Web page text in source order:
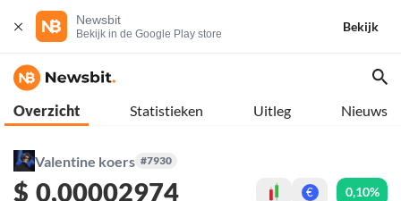
Newsbit
Bekijk in de Google Play store
Bekijk
Overzicht Statistieken Uitleg Nieuws
Valentine koers #7930
$ 0,00002974 € 0,10%